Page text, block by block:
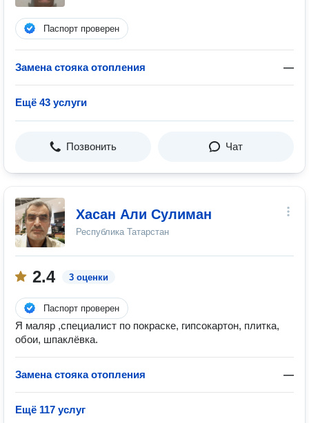
Паспорт проверен
Замена стояка отопления —
Ещё 43 услуги
Позвонить Чат
Хасан Али Сулиман
Республика Татарстан
2.4 3 оценки
Паспорт проверен
Я маляр ,специалист по покраске, гипсокартон, плитка,
обои, шпаклёвка.
Замена стояка отопления —
Ещё 117 услуг